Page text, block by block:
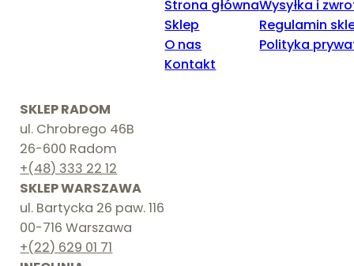
SKLEP RADOM
ul. Chrobrego 46B
26-600 Radom
+(48) 333 22 12
SKLEP WARSZAWA
ul. Bartycka 26 paw. 116
00-716 Warszawa
+(22) 629 01 71
Strona główna
Sklep
O nas
Kontakt
Wysyłka i
Regulamin
Polityka